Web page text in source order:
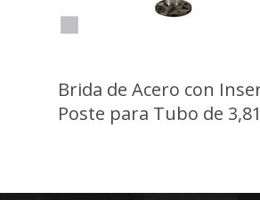
Brida de Acero con
Poste para Tubo de